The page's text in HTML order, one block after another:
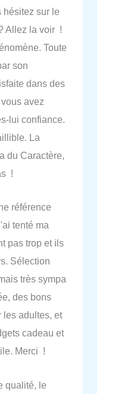
hésitez sur le
Allez la voir !
Toute
son
dans des
avez
lui confiance.
La
du Caractère,
!
référence
tenté ma
pas trop et ils
Sélection
très sympa
des bons
les adultes, et
cadeau et
Merci !
qualité, le